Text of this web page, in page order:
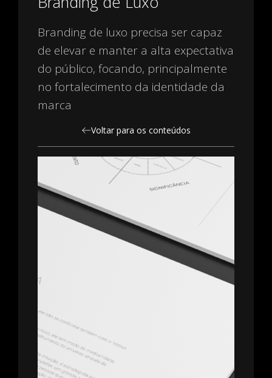
Branding de luxo precisa ser capaz
de elevar e manter a alta expectativa
do público, focando, principalmente
no fortalecimento da identidade da
marca
Voltar para os conteúdos